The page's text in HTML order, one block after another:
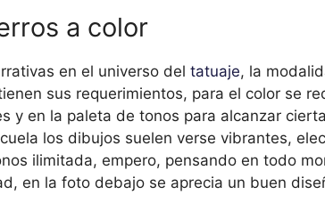
a color
en el universo del tatuaje, la
sus requerimientos, para el color se
y en la paleta de tonos para alcanzar
los dibujos suelen verse vibrantes,
ilimitada, empero, pensando en todo
en la foto debajo se aprecia un buen